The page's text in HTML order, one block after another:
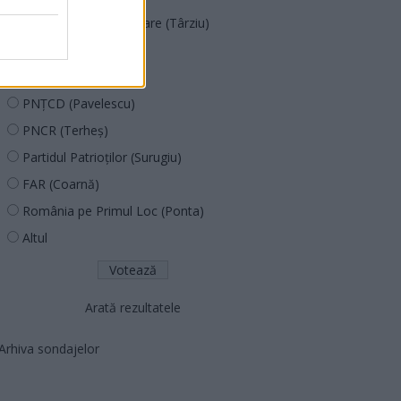
Acțiunea Conservatoare (Târziu)
PNȚCD (Pavelescu)
PNCR (Terheș)
Partidul Patrioților (Surugiu)
FAR (Coarnă)
România pe Primul Loc (Ponta)
Altul
Arată rezultatele
sondajelor